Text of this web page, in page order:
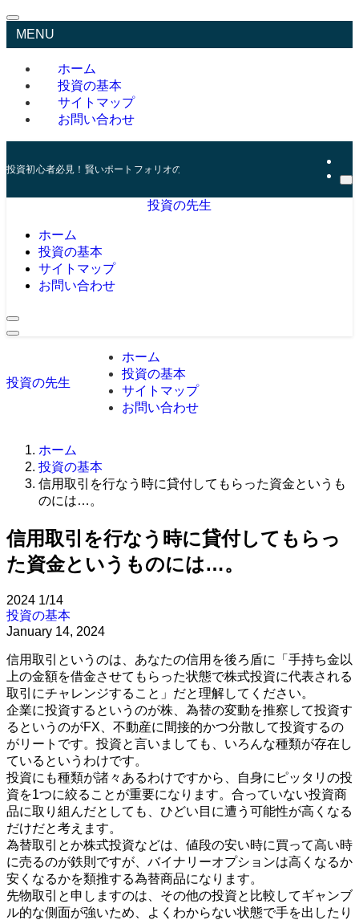
MENU
ホーム
投資の基本
サイトマップ
お問い合わせ
投資初心者必見！賢いポートフォリオの組み方とリスク管理の秘訣
投資の先生
ホーム
投資の基本
サイトマップ
お問い合わせ
投資の先生
ホーム
投資の基本
サイトマップ
お問い合わせ
ホーム
投資の基本
信用取引を行なう時に貸付してもらった資金というも
のには…。
信用取引を行なう時に貸付してもらっ
た資金というものには…。
2024 1/14
投資の基本
January 14, 2024
信用取引というのは、あなたの信用を後ろ盾に「手持ち金以
上の金額を借金させてもらった状態で株式投資に代表される
取引にチャレンジすること」だと理解してください。
企業に投資するというのが株、為替の変動を推察して投資す
るというのがFX、不動産に間接的かつ分散して投資するの
がリートです。投資と言いましても、いろんな種類が存在し
ているというわけです。
投資にも種類が諸々あるわけですから、自身にピッタリの投
資を1つに絞ることが重要になります。合っていない投資商
品に取り組んだとしても、ひどい目に遭う可能性が高くなる
だけだと考えます。
為替取引とか株式投資などは、値段の安い時に買って高い時
に売るのが鉄則ですが、バイナリーオプションは高くなるか
安くなるかを類推する為替商品になります。
先物取引と申しますのは、その他の投資と比較してギャンブ
ル的な側面が強いため、よくわからない状態で手を出したり